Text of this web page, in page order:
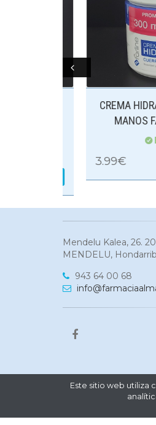
CREMA
MANOS
En
3.99€
Prev
Mendelu Kalea, 26.
MENDELU,
943 64 00 68
Este sitio web utiliza